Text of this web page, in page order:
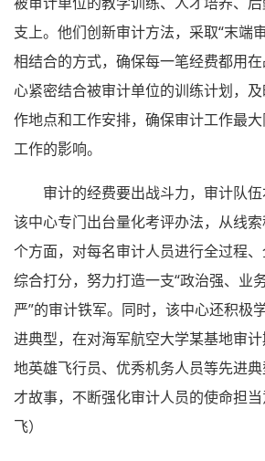
支上。他们创新审计方法，采取“末端
相结合的方式，确保每一笔经费都用
心紧密结合被审计单位的训练计划，
作地点和工作安排，确保审计工作最
工作的影响。
审计的经费要出战斗力，审计队伍
该中心专门出台量化考评办法，从线
个方面，对每名审计人员进行全过程
综合打分，努力打造一支“政治强、业
严”的审计铁军。同时，该中心还积极
进典型，在对海军航空大学某基地审
地英雄飞行员、优秀机务人员等先进
才故事，不断强化审计人员的使命担
飞）